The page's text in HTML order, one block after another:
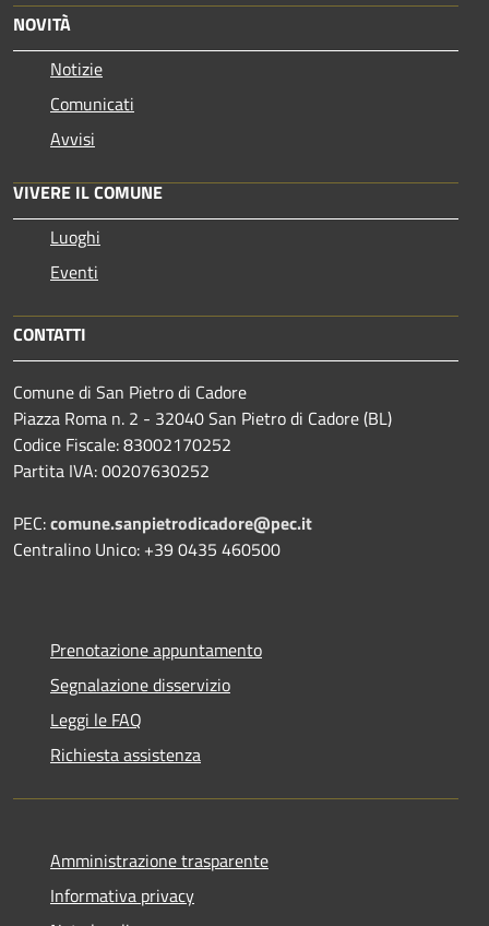
NOVITÀ
Notizie
Comunicati
Avvisi
VIVERE IL COMUNE
Luoghi
Eventi
CONTATTI
Comune di San Pietro di Cadore
Piazza Roma n. 2 - 32040 San Pietro di Cadore (BL)
Codice Fiscale: 83002170252
Partita IVA: 00207630252
PEC:comune.sanpietrodicadore@pec.it
Centralino Unico: +39 0435 460500
Prenotazione appuntamento
Segnalazione disservizio
Leggi le FAQ
Richiesta assistenza
Amministrazione trasparente
Informativa privacy